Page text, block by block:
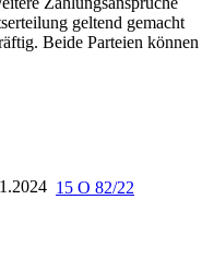
geltend gemacht
Beide Parteien können
15 O 82/22